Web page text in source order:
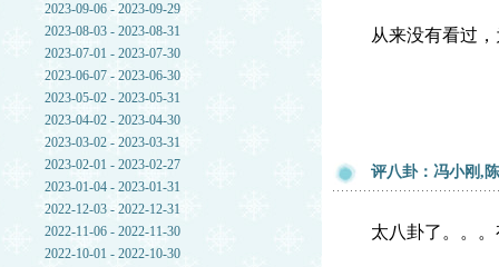
2023-09-06 - 2023-09-29
2023-08-03 - 2023-08-31
2023-07-01 - 2023-07-30
2023-06-07 - 2023-06-30
2023-05-02 - 2023-05-31
2023-04-02 - 2023-04-30
2023-03-02 - 2023-03-31
2023-02-01 - 2023-02-27
2023-01-04 - 2023-01-31
2022-12-03 - 2022-12-31
2022-11-06 - 2022-11-30
2022-10-01 - 2022-10-30
从来没有看过
评八卦：冯小刚,
太八卦了。。